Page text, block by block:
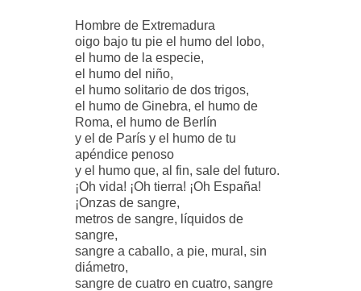
Hombre de Extremadura
oigo bajo tu pie el humo del lobo,
el humo de la especie,
el humo del niño,
el humo solitario de dos trigos,
el humo de Ginebra, el humo de
Roma, el humo de Berlín
y el de París y el humo de tu
apéndice penoso
y el humo que, al fin, sale del futuro.
¡Oh vida! ¡Oh tierra! ¡Oh España!
¡Onzas de sangre,
metros de sangre, líquidos de
sangre,
sangre a caballo, a pie, mural, sin
diámetro,
sangre de cuatro en cuatro, sangre